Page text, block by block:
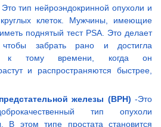
тип нейроэндокринной опухоли и
клеток. Мужчины, имеющие
поднятый тест PSA. Это делает
забрать рано и достигла
к тому времени, когда он
и распространяются быстрее,
железы (BPH) -Это
тип опухоли
В этом типе простата становится